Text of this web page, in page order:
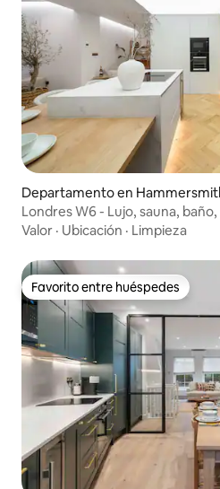
Departamento en
Londres W6 - Lujo, sauna,
Valor · Ubicación · Limpieza
Favorito entre huéspedes
Favorito entre huéspedes